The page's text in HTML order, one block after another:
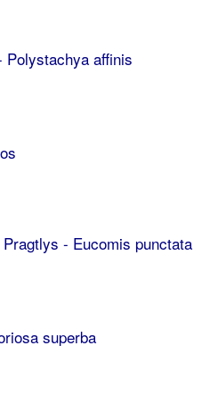
Polystachya affinis
- Eucomis punctata
superba